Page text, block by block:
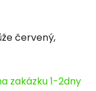
červený,
zakázku 1-2dny